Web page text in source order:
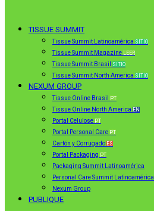
TISSUE SUMMIT
Tissue Summit Latinoamérica SITIO
Tissue Summit Magazine LEER
Tissue Summit Brasil SITIO
Tissue Summit North America SITIO
NEXUM GROUP
Tissue Online Brasil PT
Tissue Online North America EN
Portal Celulose PT
Portal Personal Care PT
Cartón y Corrugado ES
Portal Packaging PT
Packaging Summit Latinoamérica
Personal Care Summit Latinoamérica
Nexum Group
PUBLIQUE